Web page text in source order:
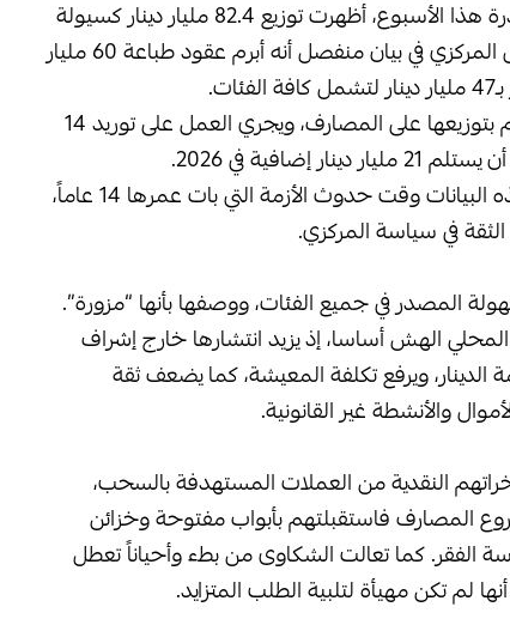
وبالاطلاع على أحدث بيانات المصرف المركزي الصادرة هذا الأسبوع، أظهرت توزيع 82.4 مليار دينار كسيولة
نقدية منذ مطلع العام وحتى نهاية سبتمبر، فيما قال المركزي في بيان منفصل أنه أبرم عقود طباعة 60 مليار
وأوضح المركزي أنه استلم فعلياً 25 مليار دينار، وقام بتوزيعها على المصارف، ويجري العمل على توريد 14
وفسر مراقبون إصدار مصرف ليبيا المركزي مثل هذه البيانات وقت حدوث الأزمة التي بات عمرها 14 عاماً،
في سياسة المركزي.
10 مليارات دينار مجهولة المصدر في جميع الفئات، ووصفها بأنها “مزورة”.
الهش أساسا، إذ يزيد انتشارها خارج إشراف
ويرفع تكلفة المعيشة، كما يضعف ثقة
والأنشطة غير القانونية.
النقدية من العملات المستهدفة بالسحب،
المصارف فاستقبلتهم بأبواب مفتوحة وخزائن
الفقر. كما تعالت الشكاوى من بطء وأحياناً تعطل
لم تكن مهيأة لتلبية الطلب المتزايد.